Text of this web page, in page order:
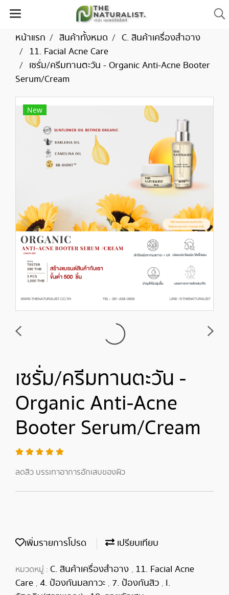
หน้าแรก สินค้าทั้งหมด
C. สินค้าเครื่องสำอาง
11. Facial Acne Care
เซรั่ม/ครีมทานตะวัน - Organic Anti-Acne Booter
Serum/Cream
New
เซรั่ม/ครีมทานตะวัน -
Organic Anti-Acne
Booter Serum/Cream
ลดสิว บรรเทาอาการอักเสบของผิว
เพิ่มรายการโปรด เปรียบเทียบ
หมวดหมู่ : C. สินค้าเครื่องสำอาง , 11. Facial Acne
Care , 4. ป้องกันมลภาวะ , 7. ป้องกันสิว , I.